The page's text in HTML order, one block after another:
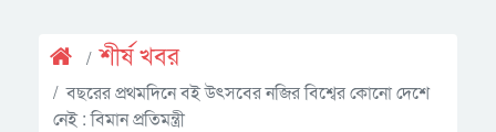
শীর্ষ খবর
বছরের প্রথমদিনে বই উৎসবের নজির বিশ্বের কোনো দেশে
নেই : বিমান প্রতিমন্ত্রী